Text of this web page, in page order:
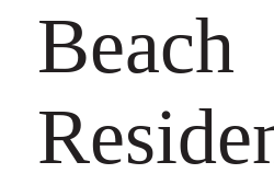
Beach